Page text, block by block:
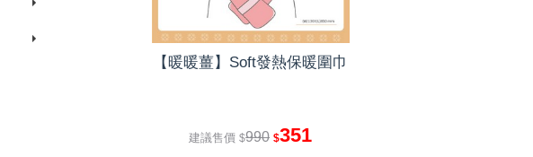
【暖暖薑】Soft發熱保暖圍巾
建議售價 $990 $351